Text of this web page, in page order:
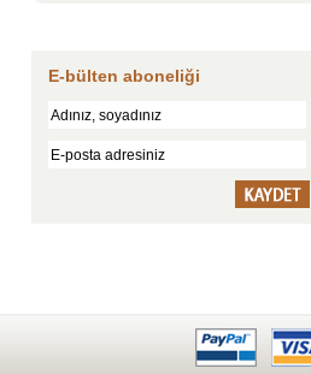
E-bülten aboneliği